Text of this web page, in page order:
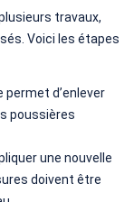
travaux,
Voici les étapes
permet d’enlever
poussières
une nouvelle
doivent être